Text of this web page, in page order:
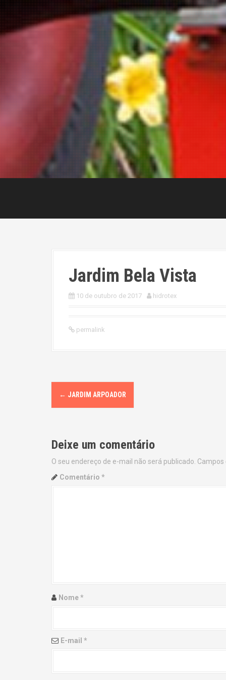
Jardim Bela Vista
10 de outubro de 2017 hidrotex
permalink
P
o
t
n
n
← JARDIM ARPOADOR
Deixe um comentário
O seu endereço de e-mail não será publicado.
Comentário *
Nome*
E-mail *